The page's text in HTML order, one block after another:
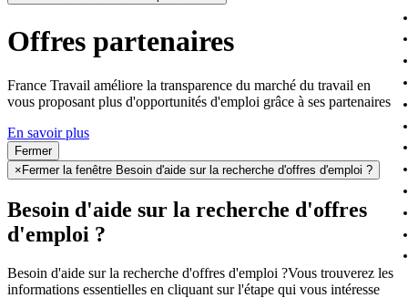
Offres partenaires
France Travail améliore la transparence du marché du travail en
vous proposant plus d'opportunités d'emploi grâce à ses partenaires
En savoir plus
Fermer
× Fermer la fenêtre Besoin d'aide sur la recherche d'offres d'emploi ?
Besoin d'aide sur la recherche d'offres
d'emploi ?
Besoin d'aide sur la recherche d'offres d'emploi ?Vous trouverez les
informations essentielles en cliquant sur l'étape qui vous intéresse